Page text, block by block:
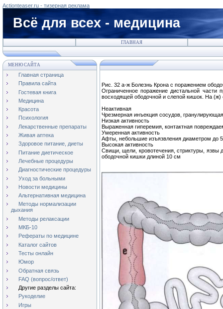
Actionteaser.ru - тизерная реклама
Всё для всех - медицина
ГЛАВНАЯ
МЕНЮ САЙТА
Главная страница
Правила сайта
Гостевая книга
Медицина
Красота
Психология
Лекарственные препараты
Живая аптека
Здоровое питание, диеты
Питание диетическое
Лечебные процедуры
Диагностические процедуры
Уход за больными
Новости медицины
Альтернативная медицина
Методы нормализации
дыхания
Методы релаксации
МКБ-10
Рефераты по медицине
Каталог сайтов
Тесты онлайн
Юмор
Обратная связь
FAQ (вопрос/ответ)
Другие разделы сайта:
Рукоделие
Игры
Рис. 32 а-ж Болезнь Крона с поражением
Ограниченное поражение дистальной части
восходящей ободочной и слепой кишок. На (ж)
Неактивная
Чрезмерная инъекция сосудов,
Низкая активность
Выраженная гиперемия, контактная
Умеренная активность
Афты, небольшие изъязвления диаметром до
Высокая активность
Свищи, щели, кровотечения, стриктуры, язвы
ободочной кишки длиной 10 см